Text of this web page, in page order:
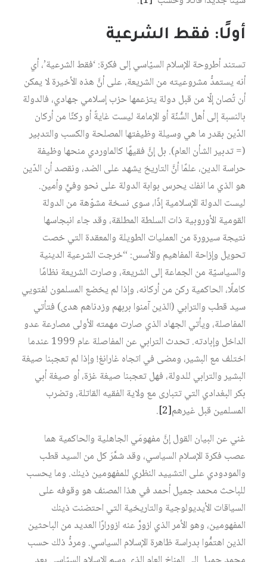
أولًا: فقط الشرعية
تستند أطروحة الإسلام السيّاسي إلى فكرة: ‘فقط الشرعية’، أي
أنه يستمدُّ مشروعيته من الشريعة، على أنَّ هذه الأخيرة لا يمكن
أن تُصان إلّا من قبل دولة يتزعمها حزب إسلامي جهادي، فالدولة
بالنسبة إلى أهل السُّنّة أو الإمامة ليست غايةً أو ركنًا من أركان
الدّين بقدر ما هي وسيلة وظيفتها المصلحة والكسب والتدبير
(= تدبير الشأن العام). بل إنَّ فقيهًا كالماوردي منحها وظيفة
حراسة الدين، علمًا أنَّ التاريخ يشهد على الضد، ونقصد أن الدّين
هو الذي ما انفك يحرس بوابة الدولة على نحو وفيٍّ وأمين.
ليست الدولة الإسلامية إذًا، سوى نسخة مشوّهة من الدولة
القومية الأوروبية ذات السلطة المطلقة، وقد جاء انبجاسها
نتيجة سيرورة من العمليات الطويلة والمعقدة التي خصت
تحويل وإزاحة المفاهيم والأسس: “خرجت الشرعية الدينية
والسياسيّة من الجماعة إلى الشريعة، وصارت الشريعة نظامًا
كاملًا، الحاكمية ركن من أركانه، وإذا لم يخضع المسلمون لفتويي
سيد قطب والترابي (الذين آمنوا بربهم وزدناهم هدى) فتأتي
المفاصلة، ويأتي الجهاد الذي صارت مهمته الأولى مصارعة عدو
الداخل وإبادته. تحدث الترابي عن المفاصلة عام 1999 عندما
اختلف مع البشير، ومضى في اتجاه غارانغ! وإذا لم تعجبنا صيغة
البشير والترابي للدولة، فهل تعجبنا صيغة غزة، أو صيغة أبي
بكر البغدادي التي تتبارى مع ولاية الفقيه القاتلة، وتضرب
المسلمين قبل غيرهم[2]
.
غني عن البيان القول إنَّ مفهومَي الجاهلية والحاكمية هما
عصب فكرة الإسلام السياسي، وقد شمَّرَ كل من السيد قطب
والمودودي على التشييد النظري للمفهومين ذينك. وما يحسب
للباحث محمد جميل أحمد في هذا المصنف هو وقوفه على
السياقات الأيديولوجية والتاريخية التي احتضنت ذينك
المفهومين، وهو الأمر الذي ازورَّ عنه ازورارًا العديد من الباحثين
الذين اهتمُّوا بدراسة ظاهرة الإسلام السياسي. ومردُّ ذلك حسب